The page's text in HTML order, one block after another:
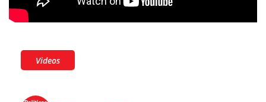
Videos